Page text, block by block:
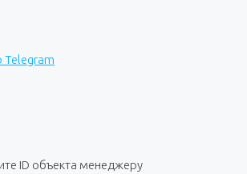
Telegram
ID объекта менеджеру